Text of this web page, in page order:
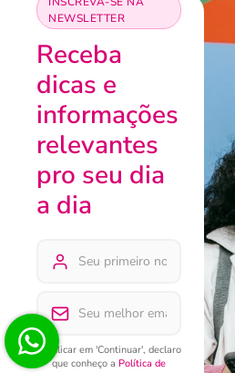
NEWSLETTER
Receba
dicas e
informações
relevantes
pro seu dia
a dia
Ao clicar em 'Continuar', declaro
que conheço a Política de